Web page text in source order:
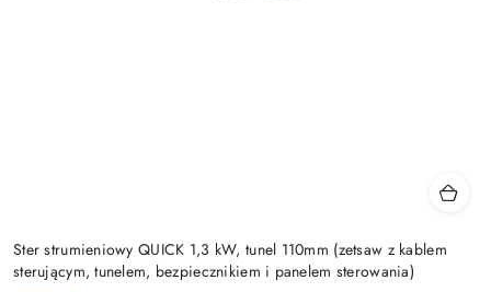
Ster strumieniowy QUICK 1,3 kW, tunel 110mm (zetsaw z kablem
sterującym, tunelem, bezpiecznikiem i panelem sterowania)